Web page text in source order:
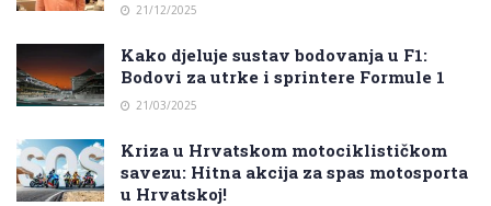
21/12/2025
Kako djeluje sustav bodovanja u F1:
Bodovi za utrke i sprintere Formule 1
21/03/2025
Kriza u Hrvatskom motociklističkom
savezu: Hitna akcija za spas motosporta
u Hrvatskoj!